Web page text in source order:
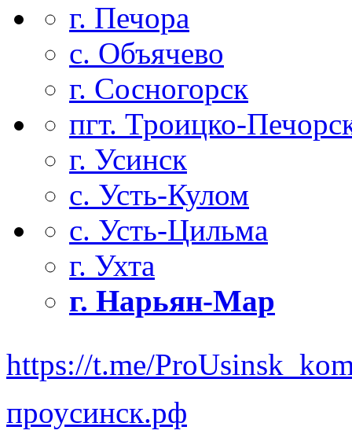
г. Печора
с. Объячево
г. Сосногорск
пгт. Троицко-
г. Усинск
с. Усть-Кулом
с. Усть-Цильма
г. Ухта
г. Нарьян-Мар
https://t.me/
проусинск.рф